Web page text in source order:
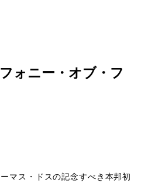
フォニー・オブ・フ
マス・ドスの記念すべき本邦初